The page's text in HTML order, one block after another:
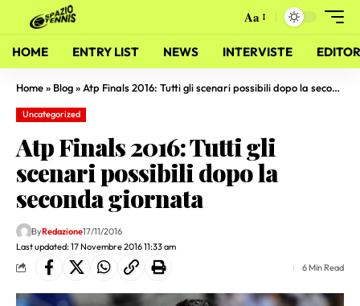
Aa
HOME ENTRY LIST NEWS INTERVISTE
Home» Blog» Atp Finals 2016: Tutti gli scenari possibili dopo la seconda giornata
Uncategorized
Atp Finals 2016: Tutti gli
scenari possibili dopo la
seconda giornata
Last updated: 17 Novembre 2016 11:33 am
ByRedazione17/11/2016
6 Min Read